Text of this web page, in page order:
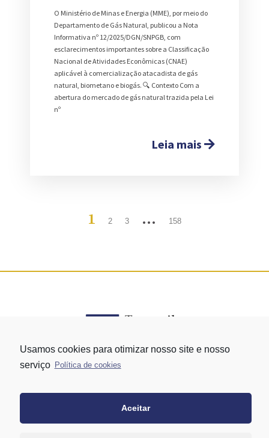
O Ministério de Minas e Energia (MME), por meio do
Departamento de Gás Natural, publicou a Nota
Informativa nº 12/2025/DGN/SNPGB, com
esclarecimentos importantes sobre a Classificação
Nacional de Atividades Econômicas (CNAE)
aplicável à comercialização atacadista de gás
natural, biometano e biogás. 🔍 Contexto Com a
abertura do mercado de gás natural trazida pela Lei
nº
Leia mais
1 2 3 … 158
+55 11 95058-7769 (Whatsapp)
Usamos cookies para otimizar nosso site e nosso
serviço Política de cookies
Aceitar